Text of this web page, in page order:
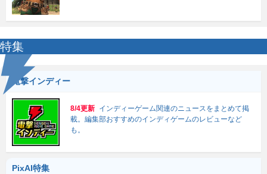
特集
電撃インディー
8/4更新 インディーゲーム関連のニュースをまとめて掲
載。編集部おすすめのインディゲームのレビューなど
も。
PixAI特集